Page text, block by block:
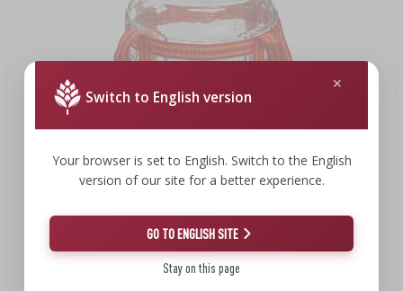
Tarro universal 10L
Switch to English version
Your browser is set to English. Switch to the English
version of our site for a better experience.
GO TO ENGLISH SITE
Stay on this page